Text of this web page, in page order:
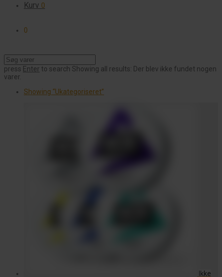
Kurv 0
0
press Enter to search Showing all results: Der blev ikke fundet nogen
varer.
Showing “Ukategoriseret”